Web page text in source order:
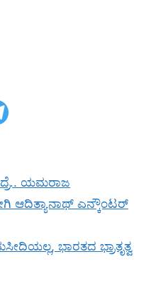
ಯಮರಾಜ
ಆದಿತ್ಯಾನಾಥ್ ಎನ್ಕೌಂಟರ್
ಭಾರತದ ಭ್ರಾತೃತ್ವ